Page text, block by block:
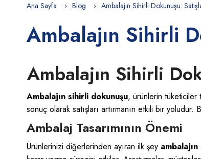
Ana Sayfa Blog Ambalajın Sihirli Dokunuşu:
Ambalajın Sihirli
Ambalajın Sihirli
Ambalajın sihirli dokunuşu, ürünlerin tüketiciler
sonuç olarak satışları artırmanın etkili bir
Ambalaj Tasarımının Önemi
Ürünlerinizi diğerlerinden ayıran ilk şey